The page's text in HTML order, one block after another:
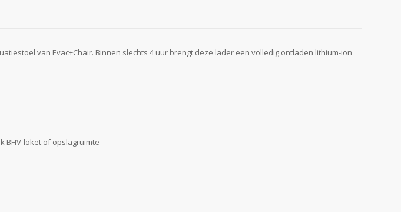
van Evac+Chair. Binnen slechts 4 uur brengt deze lader een volledig ontladen lithium-ion
BHV-loket of opslagruimte